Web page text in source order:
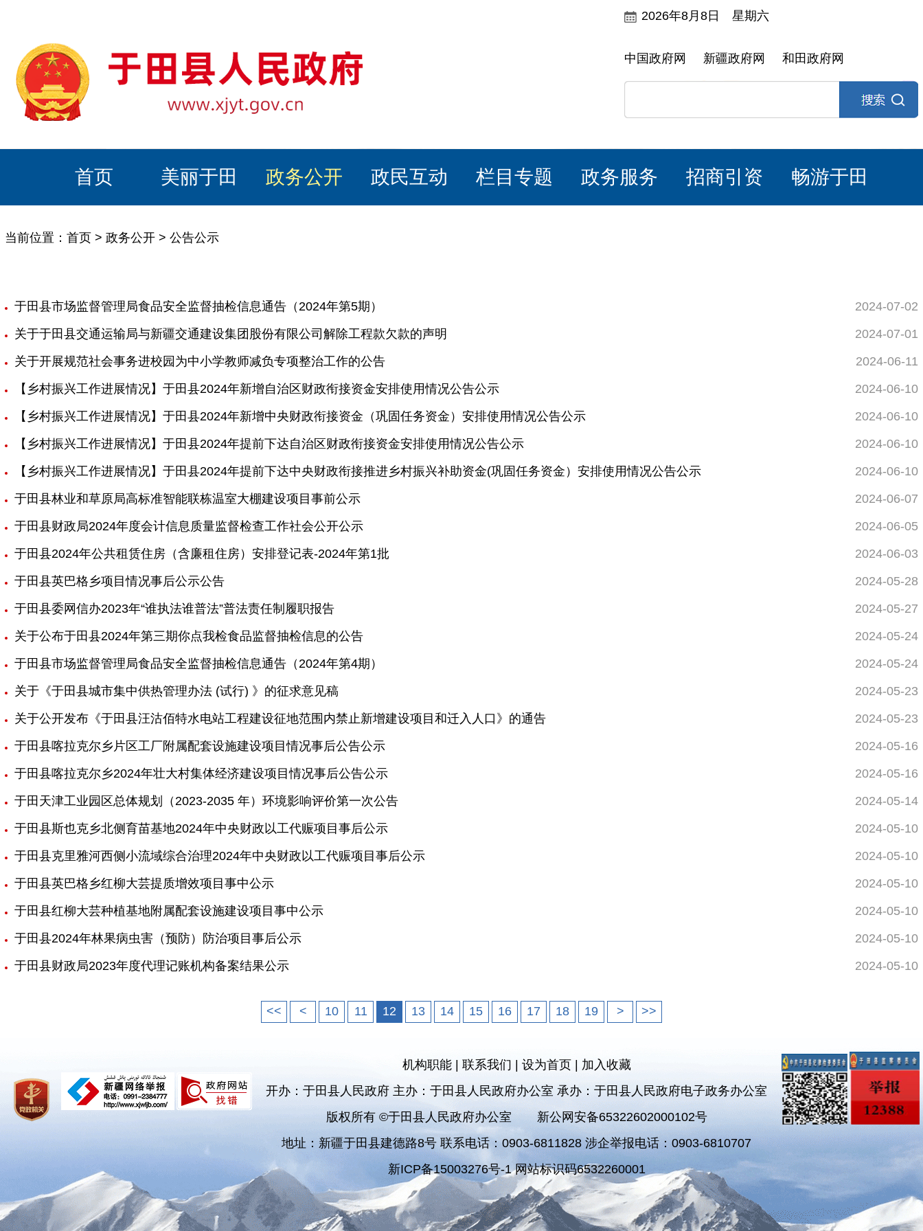
2026年8月8日 星期六
中国政府网 新疆政府网 和田政府网
首页 美丽于田 政务公开 政民互动 栏目专题 政务服务 招商引资 畅游于田
当前位置： 首页 > 政务公开 > 公告公示
于田县市场监督管理局食品安全监督抽检信息通告（2024年第5期）
2024-07-02
关于于田县交通运输局与新疆交通建设集团股份有限公司解除工程款欠款的声明
2024-07-01
关于开展规范社会事务进校园为中小学教师减负专项整治工作的公告
2024-06-11
【乡村振兴工作进展情况】于田县2024年新增自治区财政衔接资金安排使用情况公告公示
2024-06-10
【乡村振兴工作进展情况】于田县2024年新增中央财政衔接资金（巩固任务资金）安排使用情况公告公示
2024-06-10
【乡村振兴工作进展情况】于田县2024年提前下达自治区财政衔接资金安排使用情况公告公示
2024-06-10
【乡村振兴工作进展情况】于田县2024年提前下达中央财政衔接推进乡村振兴补助资金(巩固任务资金）安排使用情况公告公示
2024-06-10
于田县林业和草原局高标准智能联栋温室大棚建设项目事前公示
2024-06-07
于田县财政局2024年度会计信息质量监督检查工作社会公开公示
2024-06-05
于田县2024年公共租赁住房（含廉租住房）安排登记表-2024年第1批
2024-06-03
于田县英巴格乡项目情况事后公示公告
2024-05-28
于田县委网信办2023年“谁执法谁普法”普法责任制履职报告
2024-05-27
关于公布于田县2024年第三期你点我检食品监督抽检信息的公告
2024-05-24
于田县市场监督管理局食品安全监督抽检信息通告（2024年第4期）
2024-05-24
关于《于田县城市集中供热管理办法 (试行) 》的征求意见稿
2024-05-23
关于公开发布《于田县汪沽佰特水电站工程建设征地范围内禁止新增建设项目和迁入人口》的通告
2024-05-23
于田县喀拉克尔乡片区工厂附属配套设施建设项目情况事后公告公示
2024-05-16
于田县喀拉克尔乡2024年壮大村集体经济建设项目情况事后公告公示
2024-05-16
于田天津工业园区总体规划（2023-2035 年）环境影响评价第一次公告
2024-05-14
于田县斯也克乡北侧育苗基地2024年中央财政以工代赈项目事后公示
2024-05-10
于田县克里雅河西侧小流域综合治理2024年中央财政以工代赈项目事后公示
2024-05-10
于田县英巴格乡红柳大芸提质增效项目事中公示
2024-05-10
于田县红柳大芸种植基地附属配套设施建设项目事中公示
2024-05-10
于田县2024年林果病虫害（预防）防治项目事后公示
2024-05-10
于田县财政局2023年度代理记账机构备案结果公示
2024-05-10
<< < 10 11 12 13 14 15 16 17 18 19 > >>
机构职能| 联系我们 设为首页| 加入收藏
开办：于田县人民政府 主办：于田县人民政府办公室 承办：于田县人民政府电子政务办公室
版权所有 ©于田县人民政府办公室
新公网安备65322602000102号
地址：新疆于田县建德路8号 联系电话：0903-6811828 涉企举报电话：0903-6810707
新ICP备15003276号-1 网站标识码6532260001